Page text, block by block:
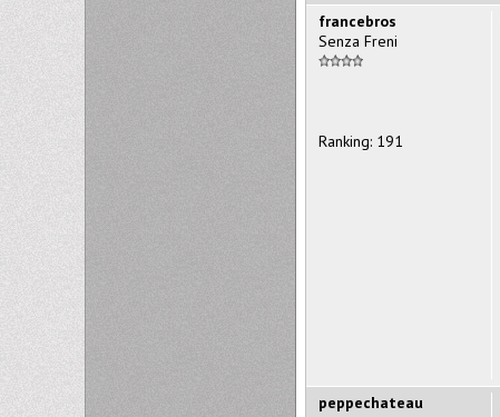
francebros
Senza Freni
Ranking: 191
peppechateau